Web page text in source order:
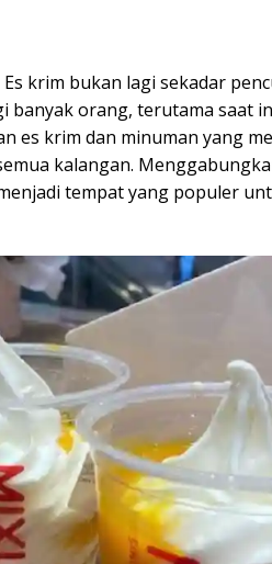
krim bukan lagi sekadar
banyak orang, terutama saat
es krim dan minuman yang
kalangan.
tempat yang populer